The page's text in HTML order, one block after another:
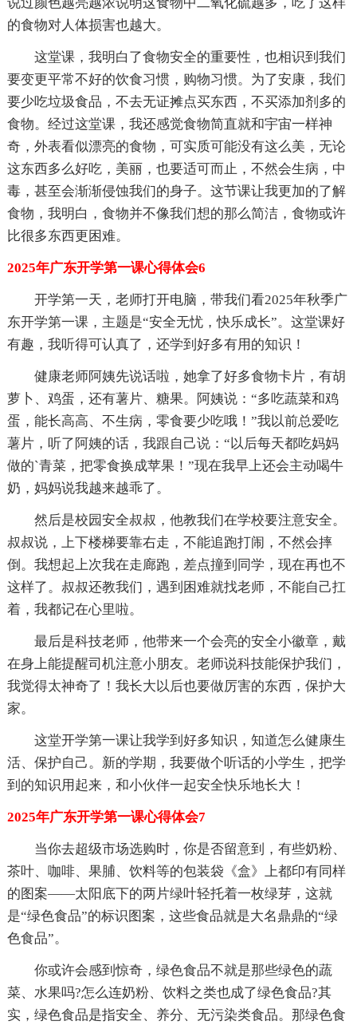
的食物对人体损害也越大。
这堂课，我明白了食物安全的重要性，也相识到我们
要变更平常不好的饮食习惯，购物习惯。为了安康，我们
要少吃垃圾食品，不去无证摊点买东西，不买添加剂多的
食物。经过这堂课，我还感觉食物简直就和宇宙一样神
奇，外表看似漂亮的食物，可实质可能没有这么美，无论
这东西多么好吃，美丽，也要适可而止，不然会生病，中
毒，甚至会渐渐侵蚀我们的身子。这节课让我更加的了解
食物，我明白，食物并不像我们想的那么简洁，食物或许
比很多东西更困难。
2025年广东开学第一课心得体会6
开学第一天，老师打开电脑，带我们看2025年秋季广
东开学第一课，主题是“安全无忧，快乐成长”。这堂课好
有趣，我听得可认真了，还学到好多有用的知识！
健康老师阿姨先说话啦，她拿了好多食物卡片，有胡
萝卜、鸡蛋，还有薯片、糖果。阿姨说：“多吃蔬菜和鸡
蛋，能长高高、不生病，零食要少吃哦！”我以前总爱吃
薯片，听了阿姨的话，我跟自己说：“以后每天都吃妈妈
做的`青菜，把零食换成苹果！”现在我早上还会主动喝牛
奶，妈妈说我越来越乖了。
然后是校园安全叔叔，他教我们在学校要注意安全。
叔叔说，上下楼梯要靠右走，不能追跑打闹，不然会摔
倒。我想起上次我在走廊跑，差点撞到同学，现在再也不
这样了。叔叔还教我们，遇到困难就找老师，不能自己扛
着，我都记在心里啦。
最后是科技老师，他带来一个会亮的安全小徽章，戴
在身上能提醒司机注意小朋友。老师说科技能保护我们，
我觉得太神奇了！我长大以后也要做厉害的东西，保护大
家。
这堂开学第一课让我学到好多知识，知道怎么健康生
活、保护自己。新的学期，我要做个听话的小学生，把学
到的知识用起来，和小伙伴一起安全快乐地长大！
2025年广东开学第一课心得体会7
当你去超级市场选购时，你是否留意到，有些奶粉、
茶叶、咖啡、果脯、饮料等的包装袋《盒》上都印有同样
的图案——太阳底下的两片绿叶轻托着一枚绿芽，这就
是“绿色食品”的标识图案，这些食品就是大名鼎鼎的“绿
色食品”。
你或许会感到惊奇，绿色食品不就是那些绿色的蔬
菜、水果吗?怎么连奶粉、饮料之类也成了绿色食品?其
实，绿色食品是指安全、养分、无污染类食品。那绿色食